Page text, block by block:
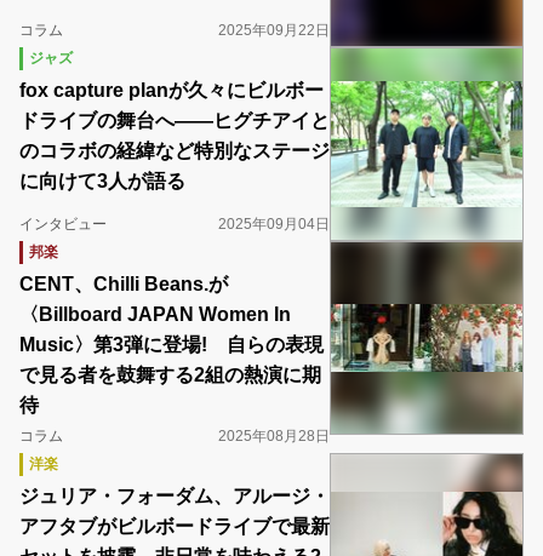
コラム
2025年09月22日
ジャズ
fox capture planが久々にビルボー
ドライブの舞台へ――ヒグチアイと
のコラボの経緯など特別なステージ
に向けて3人が語る
インタビュー
2025年09月04日
邦楽
CENT、Chilli Beans.が
〈Billboard JAPAN Women In
Music〉第3弾に登場! 自らの表現
で見る者を鼓舞する2組の熱演に期
待
コラム
2025年08月28日
洋楽
ジュリア・フォーダム、アルージ・
アフタブがビルボードライブで最新